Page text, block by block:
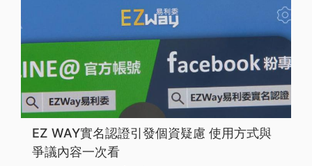
EZ WAY實名認證引發個資疑慮 使用方式與
爭議內容一次看